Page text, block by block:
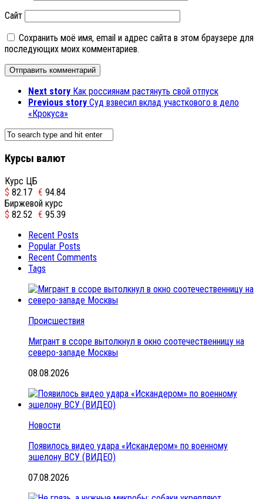
Сайт
Сохранить моё имя, email и адрес сайта в этом браузере для
последующих моих комментариев.
Next story Как россиянам растянуть свой отпуск
Previous story Суд взвесил вклад участкового в дело
«Крокуса»
Курсы валют
Курс ЦБ
$ 82.17 € 94.84
Биржевой курс
$ 82.52 € 95.39
Recent Posts
Popular Posts
Recent Comments
Tags
Происшествия
Мигрант в ссоре вытолкнул в окно соотечественницу на
северо-западе Москвы
08.08.2026
Новости
Появилось видео удара «Искандером» по военному
эшелону ВСУ (ВИДЕО)
07.08.2026